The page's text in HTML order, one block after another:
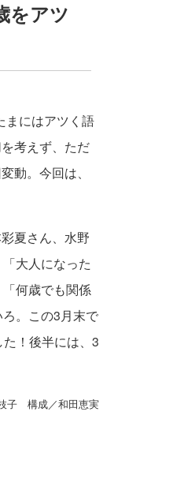
をアツ
まにはアツく語
考えず、ただ
動。今回は、
夏さん、水野
大人になった
何歳でも関係
。この3月末で
！後半には、3
子 構成／和田恵実